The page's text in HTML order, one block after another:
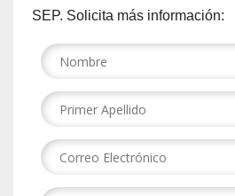
SEP. Solicita más información: